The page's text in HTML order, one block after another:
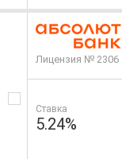
Лицензия № 2306
Ставка
5.24%